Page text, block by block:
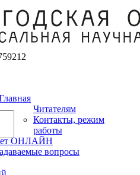
Читателям
Контакты, режим
работы
ОНЛАЙН
вопросы